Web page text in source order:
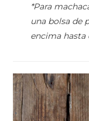
*Para
una bolsa de
encima hasta